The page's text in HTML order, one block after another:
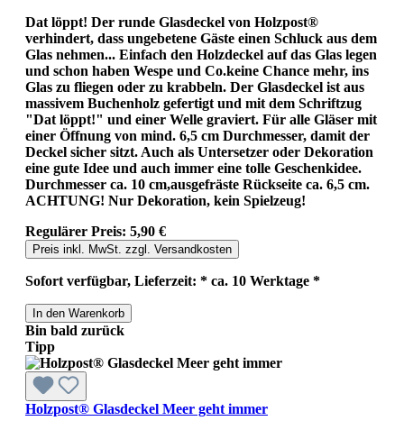
Dat löppt! Der runde Glasdeckel von Holzpost®
verhindert, dass ungebetene Gäste einen Schluck aus dem
Glas nehmen... Einfach den Holzdeckel auf das Glas legen
und schon haben Wespe und Co.keine Chance mehr, ins
Glas zu fliegen oder zu krabbeln. Der Glasdeckel ist aus
massivem Buchenholz gefertigt und mit dem Schriftzug
"Dat löppt!" und einer Welle graviert. Für alle Gläser mit
einer Öffnung von mind. 6,5 cm Durchmesser, damit der
Deckel sicher sitzt. Auch als Untersetzer oder Dekoration
eine gute Idee und auch immer eine tolle Geschenkidee.
Durchmesser ca. 10 cm,ausgefräste Rückseite ca. 6,5 cm.
ACHTUNG! Nur Dekoration, kein Spielzeug!
Regulärer Preis: 5,90 €
Preis inkl. MwSt. zzgl. Versandkosten
Sofort verfügbar, Lieferzeit: * ca. 10 Werktage *
In den Warenkorb
Bin bald zurück
Tipp
Holzpost® Glasdeckel Meer geht immer